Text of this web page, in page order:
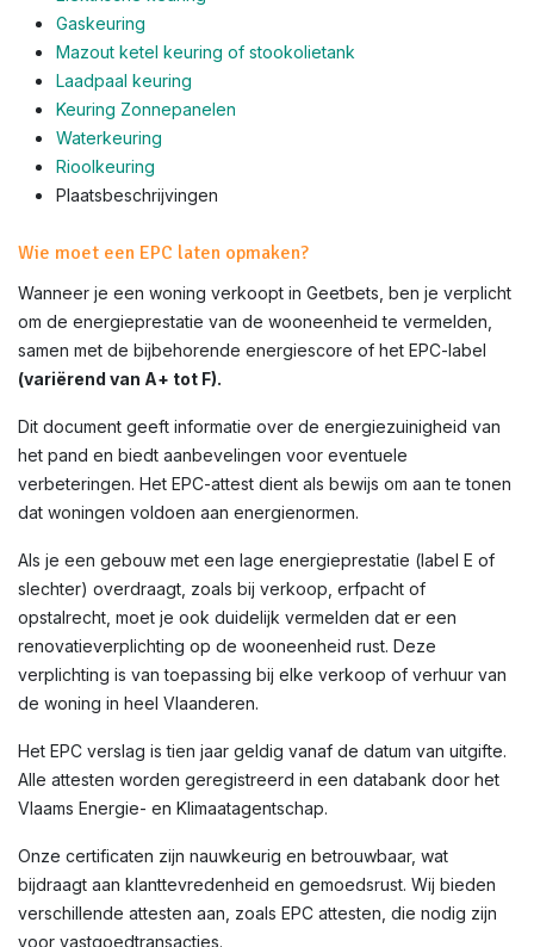
Gaskeuring
Mazout ketel keuring of stookolietank
Laadpaal keuring
Keuring Zonnepanelen
Waterkeuring
Rioolkeuring
Plaatsbeschrijvingen
Wie moet een EPC laten opmaken?
Wanneer je een woning verkoopt in Geetbets, ben je verplicht
om de energieprestatie van de wooneenheid te vermelden,
samen met de bijbehorende energiescore of het EPC-label
(variërend van A+ tot F).
Dit document geeft informatie over de energiezuinigheid van
het pand en biedt aanbevelingen voor eventuele
verbeteringen. Het EPC-attest dient als bewijs om aan te tonen
dat woningen voldoen aan energienormen.
Als je een gebouw met een lage energieprestatie (label E of
slechter) overdraagt, zoals bij verkoop, erfpacht of
opstalrecht, moet je ook duidelijk vermelden dat er een
renovatieverplichting op de wooneenheid rust. Deze
verplichting is van toepassing bij elke verkoop of verhuur van
de woning in heel Vlaanderen.
Het EPC verslag is tien jaar geldig vanaf de datum van uitgifte.
Alle attesten worden geregistreerd in een databank door het
Vlaams Energie- en Klimaatagentschap.
Onze certificaten zijn nauwkeurig en betrouwbaar, wat
bijdraagt aan klanttevredenheid en gemoedsrust. Wij bieden
verschillende attesten aan, zoals EPC attesten, die nodig zijn
voor vastgoedtransacties.